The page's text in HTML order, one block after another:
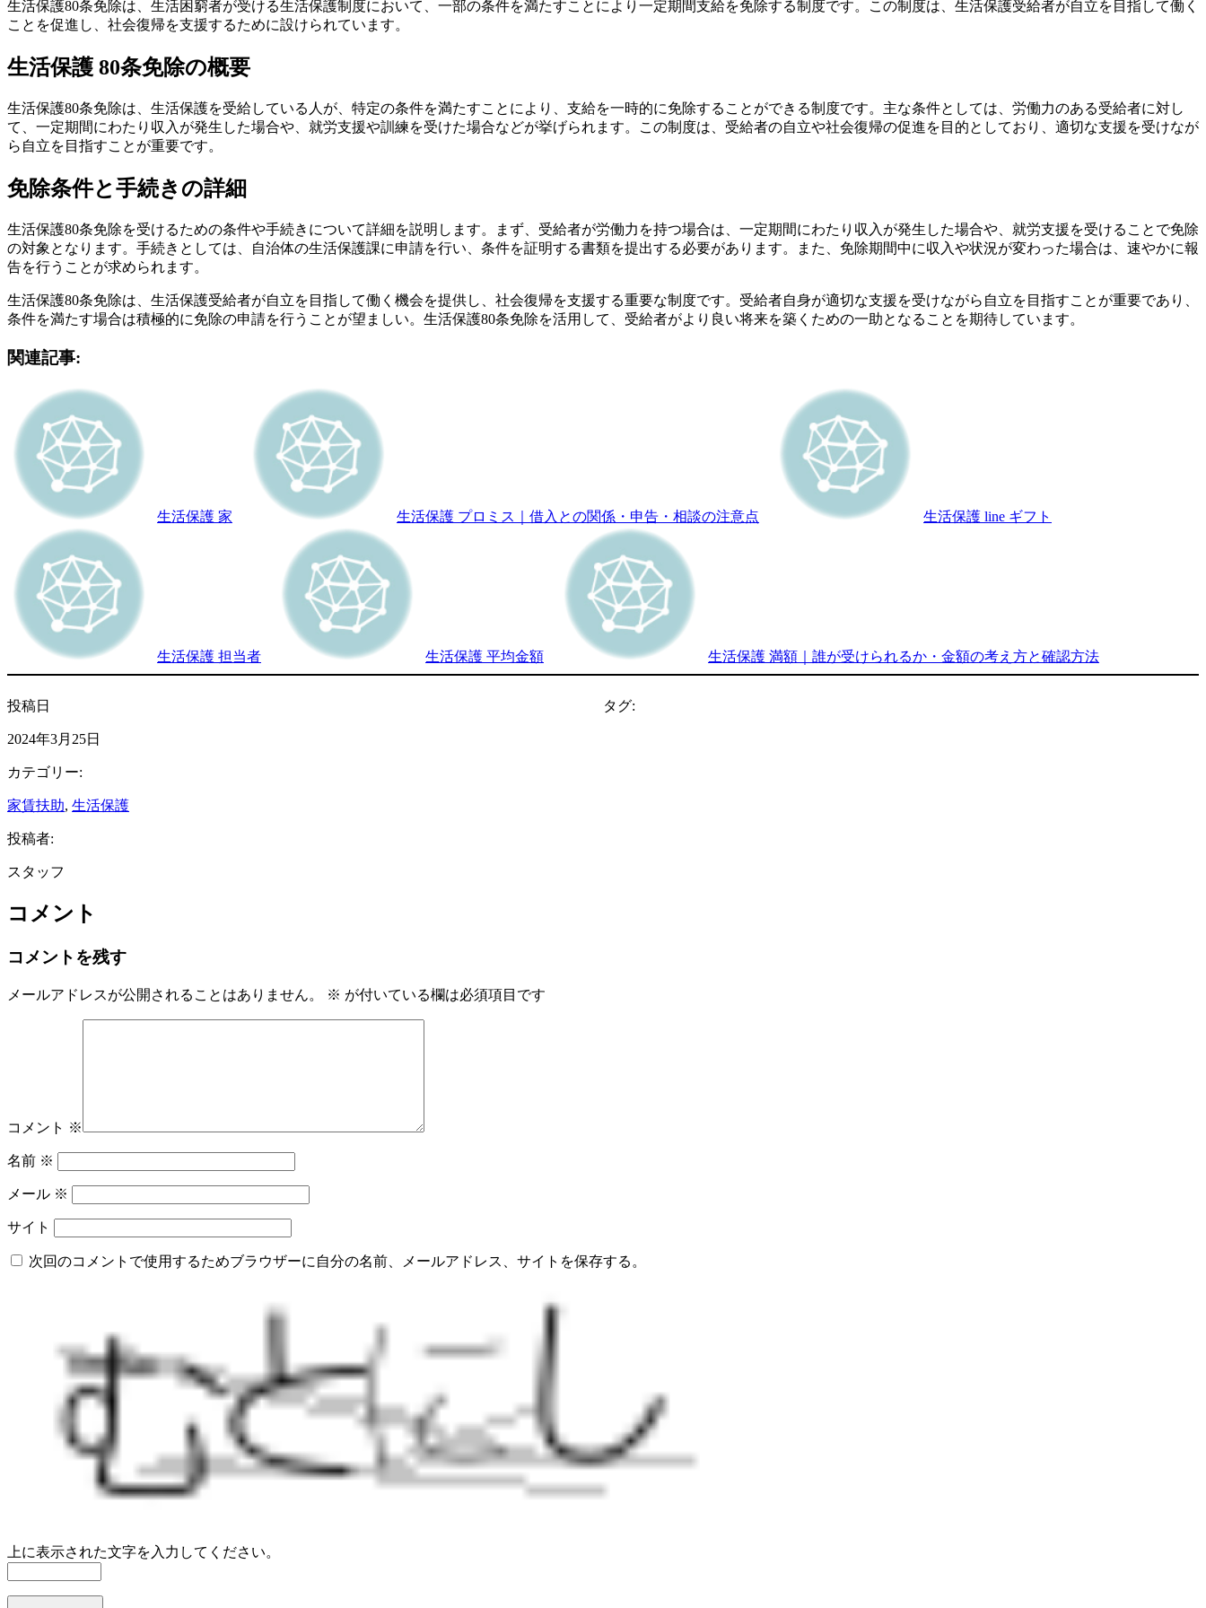
生活保護80条免除は、生活困窮者が受ける生活保護制度において、一部の条件を満たすことにより一定期間支給を免除する制度です。この制度は、生活保護受給者が自立を目指して働く
ことを促進し、社会復帰を支援するために設けられています。
生活保護 80条免除の概要
生活保護80条免除は、生活保護を受給している人が、特定の条件を満たすことにより、支給を一時的に免除することができる制度です。主な条件としては、労働力のある受給者に対し
て、一定期間にわたり収入が発生した場合や、就労支援や訓練を受けた場合などが挙げられます。この制度は、受給者の自立や社会復帰の促進を目的としており、適切な支援を受けなが
ら自立を目指すことが重要です。
免除条件と手続きの詳細
生活保護80条免除を受けるための条件や手続きについて詳細を説明します。まず、受給者が労働力を持つ場合は、一定期間にわたり収入が発生した場合や、就労支援を受けることで免除
の対象となります。手続きとしては、自治体の生活保護課に申請を行い、条件を証明する書類を提出する必要があります。また、免除期間中に収入や状況が変わった場合は、速やかに報
告を行うことが求められます。
生活保護80条免除は、生活保護受給者が自立を目指して働く機会を提供し、社会復帰を支援する重要な制度です。受給者自身が適切な支援を受けながら自立を目指すことが重要であり、
条件を満たす場合は積極的に免除の申請を行うことが望ましい。生活保護80条免除を活用して、受給者がより良い将来を築くための一助となることを期待しています。
関連記事:
生活保護 家 生活保護 プロミス｜借入との関係・申告・相談の注意点 生活保護 line ギフト
生活保護 担当者 生活保護 平均金額 生活保護 満額｜誰が受けられるか・金額の考え方と確認方法
投稿日
2024年3月25日
カテゴリー:
家賃扶助, 生活保護
投稿者:
スタッフ
タグ:
コメント
コメントを残す
メールアドレスが公開されることはありません。 ※ が付いている欄は必須項目です
コメント ※
名前 ※
メール ※
サイト
次回のコメントで使用するためブラウザーに自分の名前、メールアドレス、サイトを保存する。
上に表示された文字を入力してください。